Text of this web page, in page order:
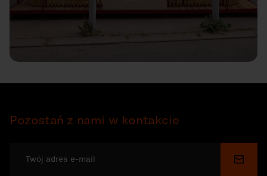
Pozostań z nami w kontakcie
Wyślij